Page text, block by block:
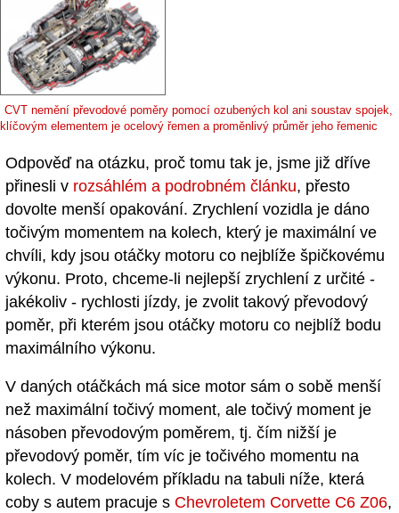
CVT nemění převodové poměry pomocí ozubených kol ani soustav spojek,
klíčovým elementem je ocelový řemen a proměnlivý průměr jeho řemenic
Odpověď na otázku, proč tomu tak je, jsme již dříve
přinesli v rozsáhlém a podrobném článku, přesto
dovolte menší opakování. Zrychlení vozidla je dáno
točivým momentem na kolech, který je maximální ve
chvíli, kdy jsou otáčky motoru co nejblíže špičkovému
výkonu. Proto, chceme-li nejlepší zrychlení z určité -
jakékoliv - rychlosti jízdy, je zvolit takový převodový
poměr, při kterém jsou otáčky motoru co nejblíž bodu
maximálního výkonu.
V daných otáčkách má sice motor sám o sobě menší
než maximální točivý moment, ale točivý moment je
násoben převodovým poměrem, tj. čím nižší je
převodový poměr, tím víc je točivého momentu na
kolech. V modelovém příkladu na tabuli níže, která
coby s autem pracuje s Chevroletem Corvette C6 Z06,